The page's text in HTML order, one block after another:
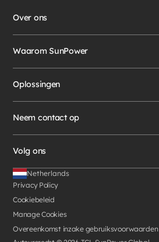
Over ons
Waarom SunPower
Oplossingen
Neem contact op
Volg ons
Privacy Policy
Cookiebeleid
Manage Cookies
Overeenkomst inzake gebruiksvoorwaarden
Netherlands